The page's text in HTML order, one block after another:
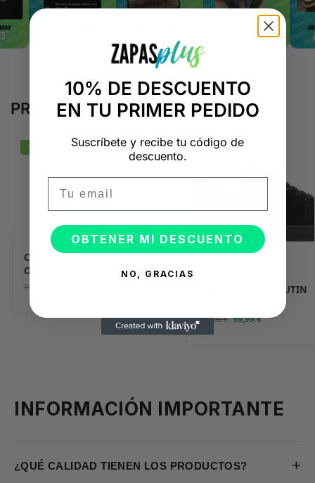
PRODUCTOS RELACIONADOS
-50%
CHRISTIAN LOUBOUTIN LOUIS
ORLATO BLANCAS
199,98
-50%
CHRISTIAN LOUBOUTIN
199,98€ 99,99€
INFORMACIÓN IMPORTANTE
¿QUÉ CALIDAD TIENEN LOS PRODUCTOS? +
10% DE DESCUENTO
EN TU PRIMER PEDIDO
Suscríbete y recibe tu código de
descuento.
OBTENER MI DESCUENTO
NO, GRACIAS